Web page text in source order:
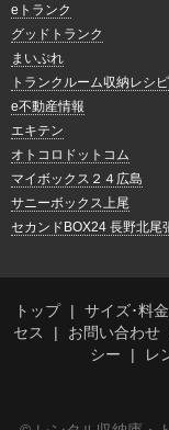
eトランク
グッドトランク
まいぷれ
トランクルーム収納レシピ
e不動産情報
エキテン
オトコロドットコム
マイボックス２４広島
サニーボックス上尾
セカンドBOX24 長野北尾
トップ サイズ･料
セス
お問い合わせ
シー
レ